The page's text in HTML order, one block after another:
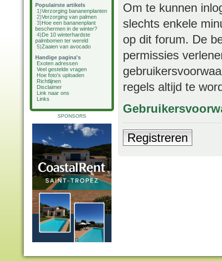
Populairste artikels
1)Verzorging bananenplanten
2)Verzorging van palmen
3)Hoe een bananenplant
beschermen in de winter?
4)De 10 winterhardste
palmbomen ter wereld
5)Zaaien van avocado
Handige pagina's
Exoten adressen
Veel gestelde vragen
Hoe foto's uploaden
Richtlijnen
Disclaimer
Link naar ons
Links
SPONSORS
Om te kunnen
slechts enkele
op dit forum. De
permissies
regels altijd te
Registreren